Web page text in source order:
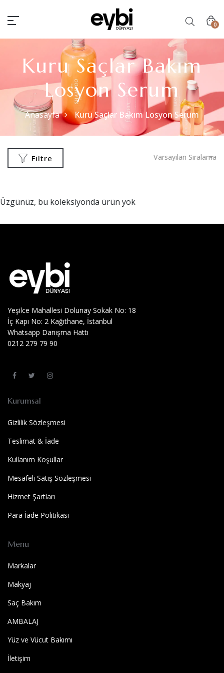
0
Kuru Saçlar Bakım
Losyon Serum
Anasayfa Kuru Saçlar Bakım Losyon Serum
Filtre Varsayılan Sıralama
Üzgünüz, bu koleksiyonda ürün yok
Yeşilce Mahallesi Dolunay Sokak No: 18
İç Kapı No: 2 Kağıthane, İstanbul
Whatsapp Danışma Hattı
0212 279 79 90
Kurumsal
Gizlilik Sözleşmesi
Teslimat & İade
Kullanım Koşullar
Mesafeli Satış Sözleşmesi
Hizmet Şartları
Para İade Politikası
Menu
Markalar
Makyaj
Saç Bakım
AMBALAJ
Yüz ve Vücut Bakımı
İletişim